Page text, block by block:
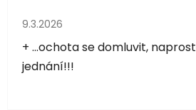
Hodnocení obchodu je 5 z 5
9.3.2026
+ ...ochota se domluvit,
jednání!!!